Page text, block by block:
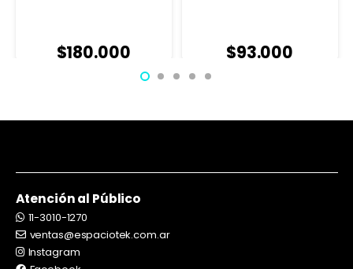
$180.000 $93.000
Atención al Público
11-3010-1270
ventas@espaciotek.com.ar
Instagram